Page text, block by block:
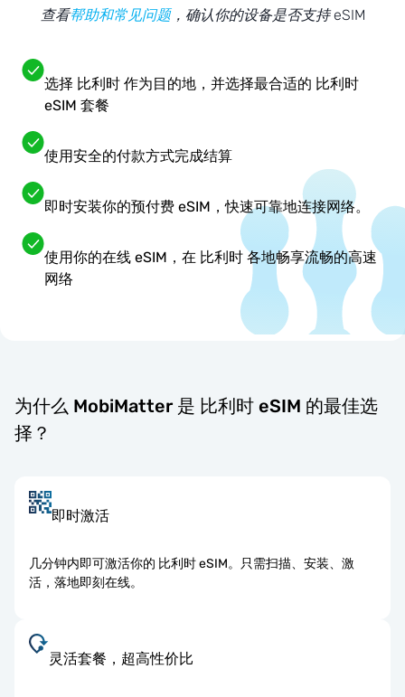
查看帮助和常见问题，确认你的设备是否支持 eSIM
选择 比利时 作为目的地，并选择最合适的 比利时
eSIM 套餐
使用安全的付款方式完成结算
即时安装你的预付费 eSIM，快速可靠地连接网络。
使用你的在线 eSIM，在 比利时 各地畅享流畅的高速
网络
为什么 MobiMatter 是 比利时 eSIM 的最佳选
择？
即时激活
几分钟内即可激活你的 比利时 eSIM。只需扫描、安装、激
活，落地即刻在线。
灵活套餐，超高性价比